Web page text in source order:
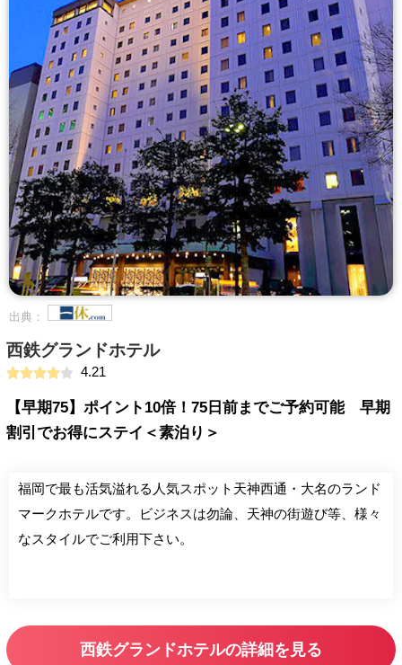
出典：
西鉄グランドホテル
4.21
【早期75】ポイント10倍！75日前までご予約可能 早期
割引でお得にステイ＜素泊り＞
福岡で最も活気溢れる人気スポット天神西通・大名のランド
マークホテルです。ビジネスは勿論、天神の街遊び等、様々
なスタイルでご利用下さい。
西鉄グランドホテルの詳細を見る